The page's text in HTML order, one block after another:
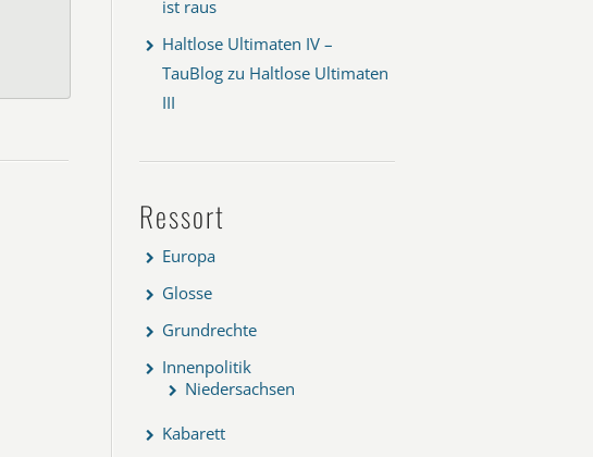
ist raus
Haltlose Ultimaten IV –
TauBlog zu Haltlose Ultimaten
III
Ressort
Europa
Glosse
Grundrechte
Innenpolitik
Niedersachsen
Kabarett